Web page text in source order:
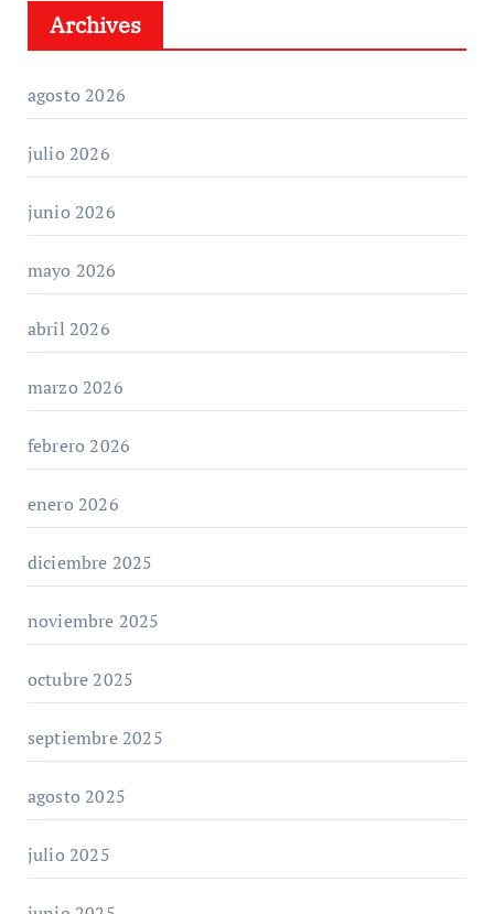
Archives
agosto 2026
julio 2026
junio 2026
mayo 2026
abril 2026
marzo 2026
febrero 2026
enero 2026
diciembre 2025
noviembre 2025
octubre 2025
septiembre 2025
agosto 2025
julio 2025